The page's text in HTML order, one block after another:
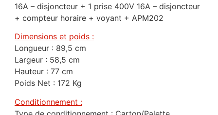
16A – disjoncteur + 1 prise 400V 16A – disjoncteur
+ compteur horaire + voyant + APM202
Dimensions et poids :
Longueur : 89,5 cm
Largeur : 58,5 cm
Hauteur : 77 cm
Poids Net : 172 Kg
Conditionnement :